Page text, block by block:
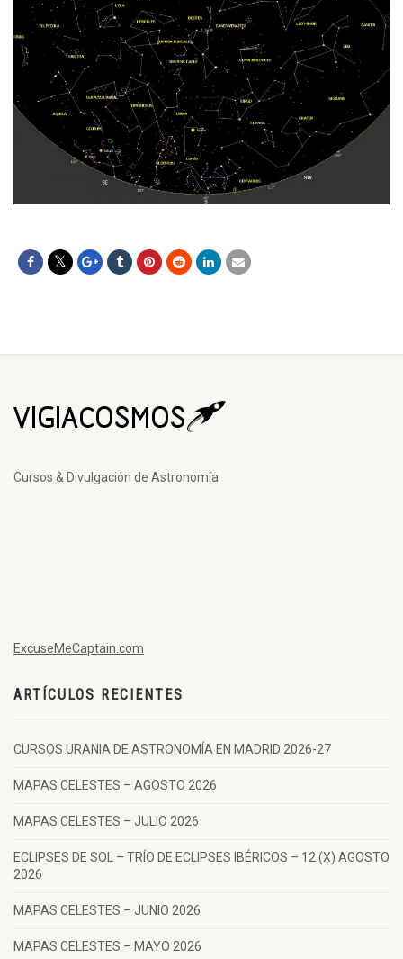
Cursos & Divulgación de Astronomía
ExcuseMeCaptain.com
ARTÍCULOS RECIENTES
CURSOS URANIA DE ASTRONOMÍA EN MADRID 2026-27
MAPAS CELESTES – AGOSTO 2026
MAPAS CELESTES – JULIO 2026
ECLIPSES DE SOL – TRÍO DE ECLIPSES IBÉRICOS – 12 (X) AGOSTO
2026
MAPAS CELESTES – JUNIO 2026
MAPAS CELESTES – MAYO 2026